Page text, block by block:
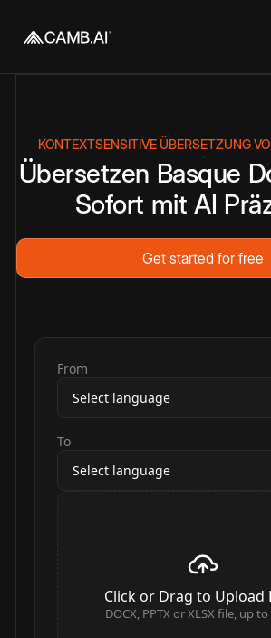
KONTEXTSENSITIVE ÜBERSETZUNG
Übersetzen Basque
Sofort mit AI
Get started for free
From
Select language
To
Select language
Click or Drag to Upload
DOCX, PPTX or XLSX file, up